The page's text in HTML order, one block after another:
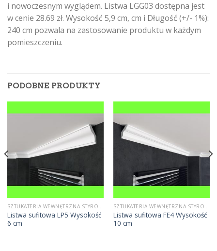
i nowoczesnym wyglądem. Listwa LGG03 dostępna jest
w cenie 28.69 zł. Wysokość 5,9 cm, cm i Długość (+/- 1%):
240 cm pozwala na zastosowanie produktu w każdym
pomieszczeniu.
PODOBNE PRODUKTY
SZTUKATERIA WEWNĘTRZNA STYROPIANOWA
Listwa sufitowa LP5 Wysokość
6 cm
SZTUKATERIA WEWNĘTRZNA STYROPIANOWA
Listwa sufitowa FE4 Wysokość
10 cm